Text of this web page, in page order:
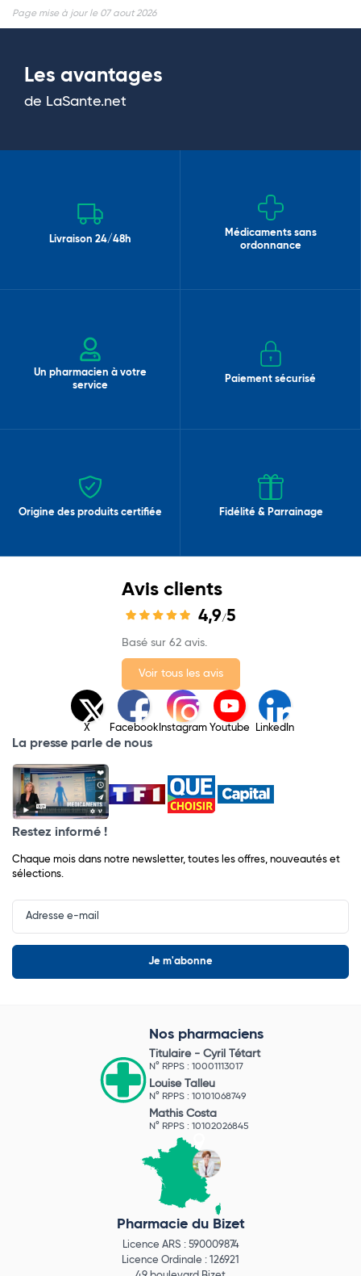
Page mise à jour le 07 aout 2026
Les avantages
de LaSante.net
Livraison 24/48h
Médicaments sans
ordonnance
Un pharmacien à votre
service
Paiement sécurisé
Origine des produits certifiée Fidélité & Parrainage
Avis clients
4,9/5
Basé sur 62 avis.
Voir tous les avis
X Facebook Instagram Youtube LinkedIn
La presse parle de nous
Restez informé !
Chaque mois dans notre newsletter, toutes les offres, nouveautés et
sélections.
Input
Newsletter
Nos pharmaciens
Titulaire - Cyril Tétart
N° RPPS : 10001113017
Louise Talleu
N° RPPS : 10101068749
Mathis Costa
N° RPPS : 10102026845
Pharmacie du Bizet
Licence ARS : 590009874
Licence Ordinale : 126921